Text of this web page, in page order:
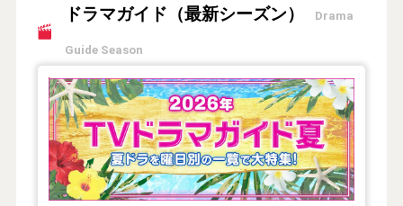
ドラマガイド（最新シーズン） Drama
Guide Season
【2026年夏】TVドラマガイド